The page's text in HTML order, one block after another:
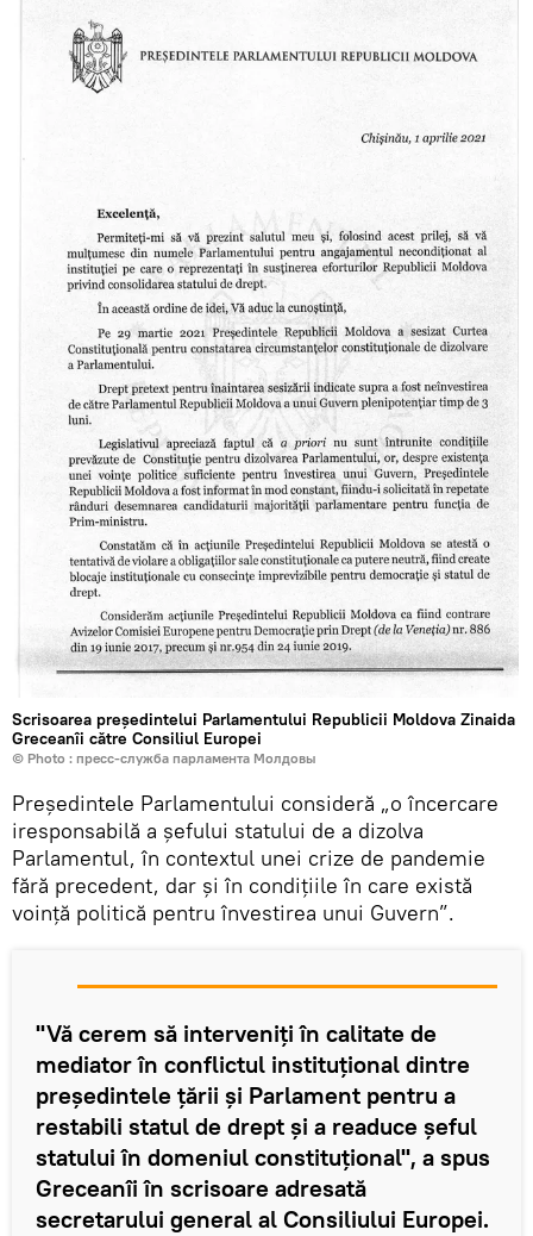
Scrisoarea președintelui Parlamentului Republicii Moldova Zinaida
Greceanîi către Consiliul Europei
© Photo : пресс-служба парламента Молдовы
Președintele Parlamentului consideră „o încercare
iresponsabilă a șefului statului de a dizolva
Parlamentul, în contextul unei crize de pandemie
fără precedent, dar și în condițiile în care există
voință politică pentru învestirea unui Guvern”.
"Vă cerem să interveniți în calitate de
mediator în conflictul instituțional dintre
președintele țării și Parlament pentru a
restabili statul de drept și a readuce șeful
statului în domeniul constituțional", a spus
Greceanîi în scrisoare adresată
secretarului general al Consiliului Europei.